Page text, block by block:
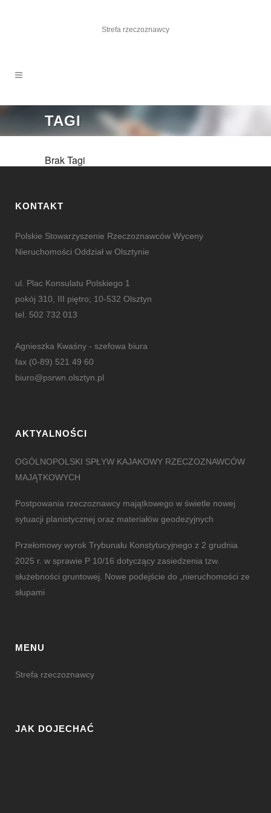
Strefa rzeczoznawcy
TAGI
Brak Tagi
KONTAKT
Polskie Stowarzyszenie Rzeczoznawców Wyceny
Nieruchomości Oddział w Olsztynie
ul. Plac Konsulatu Polskiego 1
pokój 310, III piętro; 10-532 Olsztyn
tel. 502 732 013
Agnieszka Kwaśny - szefowa biura
fax (0-89) 521 49 60
biuro@psrwn.olsztyn.pl
AKTYALNOŚCI
OGÓLNOPOLSKI SPŁYW KAJAKOWY RZECZOZNAWCÓW
MAJĄTKOWYCH
Postpowania rzeczoznawcy majątkowego w świetle nowej
sytuacji planistycznej oraz materiałów geodezyjnych
Przełomowy wyrok Trybunału Konstytucyjnego z 2 grudnia
2025 r. w sprawie P 10/16 dotyczący zasiedzenia tzw.
służebności gruntowej. Nowe podejście do „nieruchomości ze
słupami
MENU
Strefa rzeczoznawcy
JAK DOJECHAĆ